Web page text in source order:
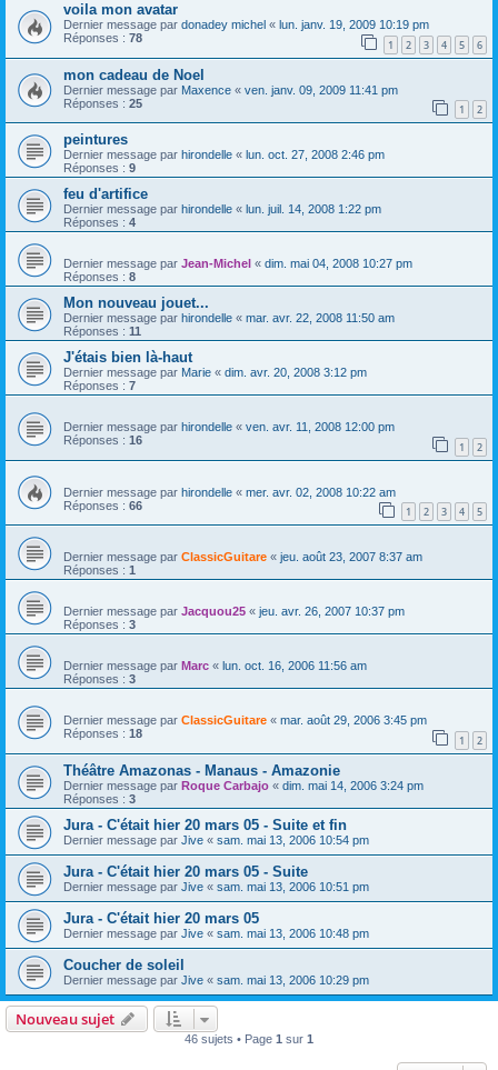
voila mon avatar
Dernier message par donadey michel « lun. janv. 19, 2009 10:19 pm
Réponses : 78 1 2 3 4 5 6
mon cadeau de Noel
Dernier message par Maxence « ven. janv. 09, 2009 11:41 pm
Réponses : 25 1 2
peintures
Dernier message par hirondelle « lun. oct. 27, 2008 2:46 pm
Réponses : 9
feu d'artifice
Dernier message par hirondelle « lun. juil. 14, 2008 1:22 pm
Réponses : 4
Dernier message par Jean-Michel « dim. mai 04, 2008 10:27 pm
Réponses : 8
Mon nouveau jouet...
Dernier message par hirondelle « mar. avr. 22, 2008 11:50 am
Réponses : 11
J'étais bien là-haut
Dernier message par Marie « dim. avr. 20, 2008 3:12 pm
Réponses : 7
Dernier message par hirondelle « ven. avr. 11, 2008 12:00 pm
Réponses : 16 1 2
Dernier message par hirondelle « mer. avr. 02, 2008 10:22 am
Réponses : 66 1 2 3 4 5
Dernier message par ClassicGuitare « jeu. août 23, 2007 8:37 am
Réponses : 1
Dernier message par Jacquou25 « jeu. avr. 26, 2007 10:37 pm
Réponses : 3
Dernier message par Marc « lun. oct. 16, 2006 11:56 am
Réponses : 3
Dernier message par ClassicGuitare « mar. août 29, 2006 3:45 pm
Réponses : 18 1 2
Théâtre Amazonas - Manaus - Amazonie
Dernier message par Roque Carbajo « dim. mai 14, 2006 3:24 pm
Réponses : 3
Jura - C'était hier 20 mars 05 - Suite et fin
Dernier message par Jive « sam. mai 13, 2006 10:54 pm
Jura - C'était hier 20 mars 05 - Suite
Dernier message par Jive « sam. mai 13, 2006 10:51 pm
Jura - C'était hier 20 mars 05
Dernier message par Jive « sam. mai 13, 2006 10:48 pm
Coucher de soleil
Dernier message par Jive « sam. mai 13, 2006 10:29 pm
Nouveau sujet
46 sujets • Page 1 sur 1